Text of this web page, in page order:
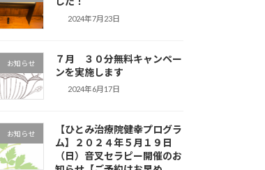
2024年7月23日
お知らせ
７月 ３０分無料キャンペー
ンを実施します
2024年6月17日
お知らせ
【ひとみ治療院健幸プログラ
ム】２０２４年５月１９日
（日）音叉セラピー開催のお